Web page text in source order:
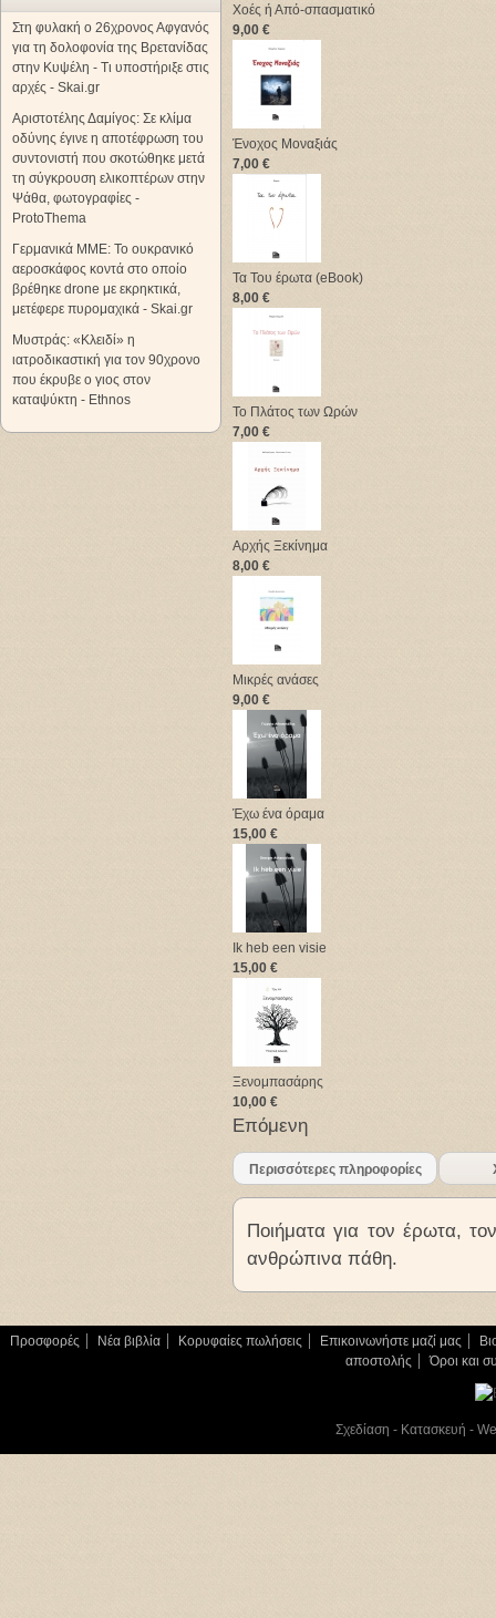
Στη φυλακή ο 26χρονος Αφγανός
για τη δολοφονία της Βρετανίδας
στην Κυψέλη - Τι υποστήριξε στις
αρχές - Skai.gr
Αριστοτέλης Δαμίγος: Σε κλίμα
οδύνης έγινε η αποτέφρωση του
συντονιστή που σκοτώθηκε μετά
τη σύγκρουση ελικοπτέρων στην
Ψάθα, φωτογραφίες -
ProtoThema
Γερμανικά ΜΜΕ: Το ουκρανικό
αεροσκάφος κοντά στο οποίο
βρέθηκε drone με εκρηκτικά,
μετέφερε πυρομαχικά - Skai.gr
Μυστράς: «Κλειδί» η
ιατροδικαστική για τον 90χρονο
που έκρυβε ο γιος στον
καταψύκτη - Ethnos
Χοές ή Από-σπασματικό
9,00 €
Ένοχος Μοναξιάς
7,00 €
Τα Του έρωτα (eBook)
8,00 €
Το Πλάτος των Ωρών
7,00 €
Αρχής Ξεκίνημα
8,00 €
Μικρές ανάσες
9,00 €
Έχω ένα όραμα
15,00 €
Ik heb een visie
15,00 €
Ξενομπασάρης
10,00 €
Επόμενη
Περισσότερες πληροφορίες
Ποιήματα για τον έρωτα,
ανθρώπινα πάθη.
Προσφορές Νέα βιβλία Κορυφαίες πωλήσεις Επικοινωνήστε μαζί μας
αποστολής
Όροι και
Σχεδίαση - Κατασκευή -